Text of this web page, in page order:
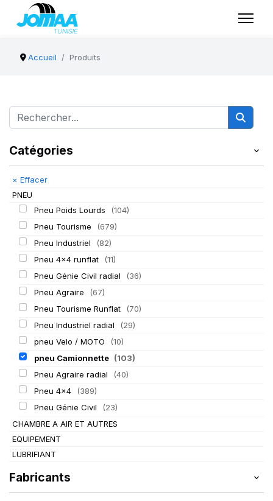
Accueil Produits
Catégories
× Effacer
PNEU
Pneu Poids Lourds
(104)
Pneu Tourisme
(679)
Pneu Industriel
(82)
Pneu 4x4 runflat
(11)
Pneu Génie Civil radial
(36)
Pneu Agraire
(67)
Pneu Tourisme Runflat
(70)
Pneu Industriel radial
(29)
pneu Velo / MOTO
(10)
pneu Camionnette (103)
Pneu Agraire radial
(40)
Pneu 4x4
(389)
Pneu Génie Civil
(23)
CHAMBRE A AIR ET AUTRES
EQUIPEMENT
LUBRIFIANT
Fabricants